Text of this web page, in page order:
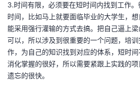
3.时间有限，必须要在短时间内找到工作
时间，比如马上就要面临毕业的大学生，
能采用强行灌输的方式去搞。把自己逼上
可以，所以涉及到很重要的一个问题，培
作，为自己的知识找到对应的体系，短时
消化掌握的很好，所以需要紧跟上实践的
遗忘的很快。